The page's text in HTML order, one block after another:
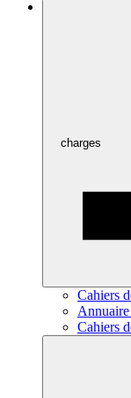
charges
Cahiers
Cahiers